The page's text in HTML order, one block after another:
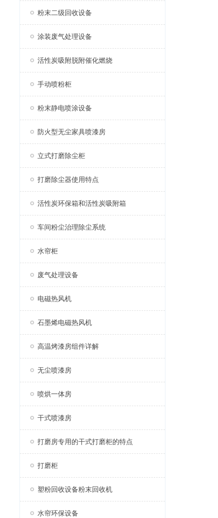
粉末二级回收设备
涂装废气处理设备
活性炭吸附脱附催化燃烧
手动喷粉柜
粉末静电喷涂设备
防火型无尘家具喷漆房
立式打磨除尘柜
打磨除尘器使用特点
活性炭环保箱和活性炭吸附箱
车间粉尘治理除尘系统
水帘柜
废气处理设备
电磁热风机
石墨烯电磁热风机
高温烤漆房组件详解
无尘喷漆房
喷烘一体房
干式喷漆房
打磨房专用的干式打磨柜的特点
打磨柜
塑粉回收设备粉末回收机
水帘环保设备